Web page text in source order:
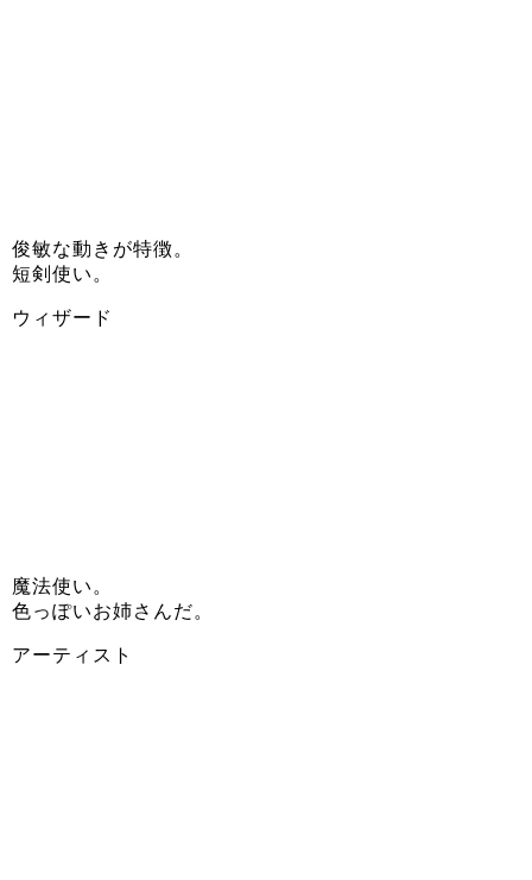
俊敏な動きが特徴。
短剣使い。
ウィザード
魔法使い。
色っぽいお姉さんだ。
アーティスト